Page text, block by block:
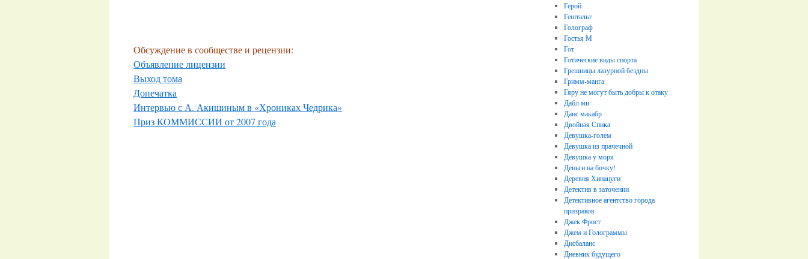
Обсуждение в сообществе и рецензии:
Объявление лицензии
Выход тома
Допечатка
Интервью с А. Акишиным в «Хрониках Чедрика»
Приз КОММИССИИ от 2007 года
Герой
Гештальт
Голограф
Гостья М
Гот
Готические виды спорта
Грешницы лазурной бездны
Гримм-манга
Гяру не могут быть добры к отаку
Дабл ми
Данс макабр
Двойная Спика
Девушка-голем
Девушка из прачечной
Девушка у моря
Деньги на бочку!
Деревня Хинацуги
Детектив в заточении
Детективное агентство города
призраков
Джек Фрост
Джем и Голограммы
Дисбаланс
Дневник будущего